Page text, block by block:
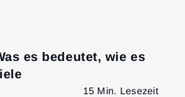
es bedeutet, wie es
15 Min. Lesezeit